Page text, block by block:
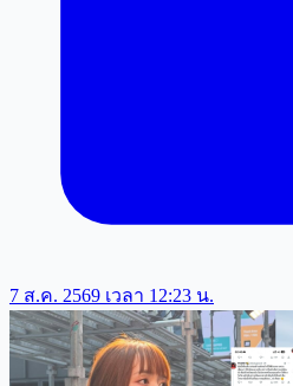
7 ส.ค. 2569 เวลา 12:23 น.